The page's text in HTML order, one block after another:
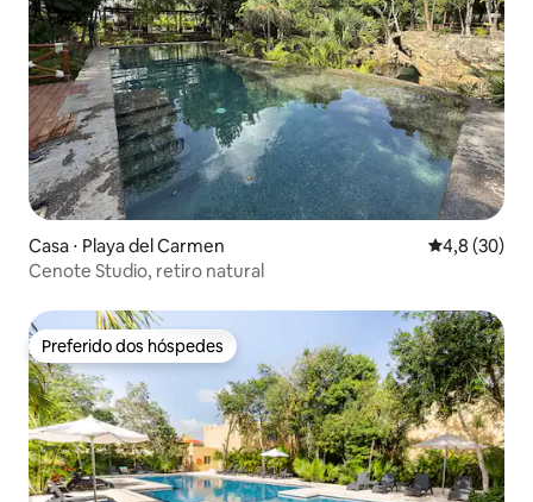
Casa ⋅ Playa del Carmen 4,8 de uma
4,8 (30)
Cenote Studio, retiro natural
Preferido dos hóspedes
Preferido dos hóspedes